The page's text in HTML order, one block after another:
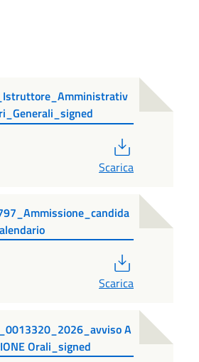
Scarica
Scarica
A
Orali_signed